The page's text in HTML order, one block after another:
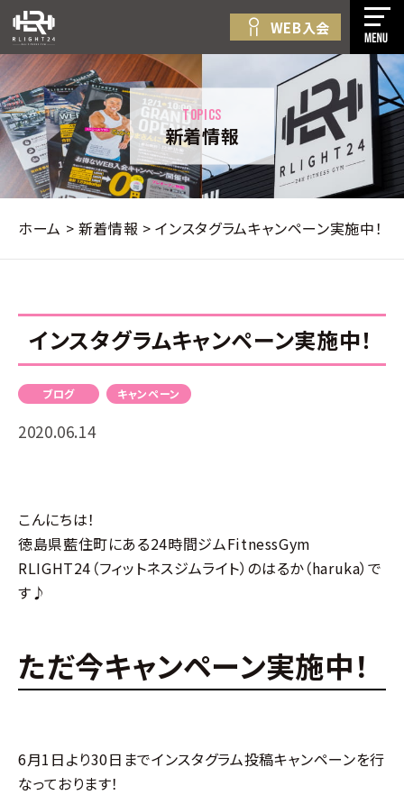
コ
ン
テ
ン
ツ
へ
ッ
初
め
て
の
方
へ
無
料
体
験・
無
料
見
学・
入
料
金
案
内
プ
ロ
ラ
ム
店
舗
覧
着
情
報
法
人
プ
ラ
WEB
入会
の申
WEB入会
TOPICS
新着情報
ホーム > 新着情報 >インスタグラムキャンペーン実施中！
インスタグラムキャンペーン実施中！
ブログ キャンペーン
2020.06.14
こんにちは！
徳島県藍住町にある24時間ジムFitnessGym
RLIGHT24（フィットネスジムライト）のはるか（haruka）で
す♪
ただ今キャンペーン実施中！
6月1日より30日までインスタグラム投稿キャンペーンを行
なっております！